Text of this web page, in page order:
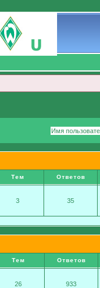
Тем Ответов
3 35
Тем Ответов
26 933